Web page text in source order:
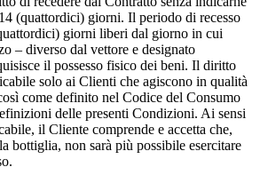
(quattordici) giorni. Il periodo di recesso
giorni liberi dal giorno in cui
– diverso dal vettore e designato
il possesso fisico dei beni. Il diritto
solo ai Clienti che agiscono in qualità
come definito nel Codice del Consumo
delle presenti Condizioni. Ai sensi
il Cliente comprende e accetta che,
bottiglia, non sarà più possibile esercitare